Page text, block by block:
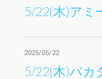
5/22(木)アミ
2025/05/22
5/22(木)バカ